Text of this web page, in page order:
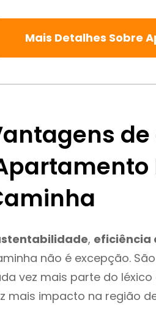
Mais Detalhes Sobre
, eficiência
não é excepção.
vez mais parte do
mais impacto na região